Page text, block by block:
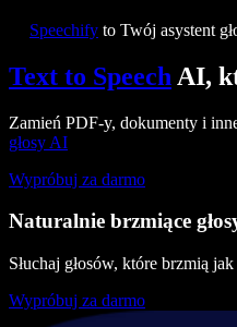
Speechify to Twój asystent
Text to Speech AI,
Zamień PDF-y, dokumenty i
głosy AI
Wypróbuj za darmo
Naturalnie brzmiące
Słuchaj głosów, które brzmią
Wypróbuj za darmo